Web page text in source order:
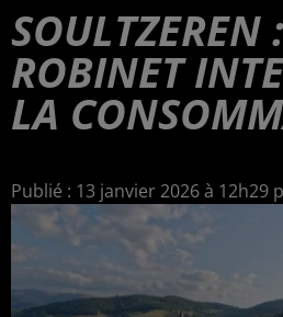
SOULTZEREN
ROBINET
LA
Publié : 13 janvier 2026 à 12h29